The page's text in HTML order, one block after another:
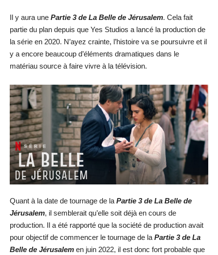
Il y aura une Partie 3 de La Belle de Jérusalem. Cela fait
partie du plan depuis que Yes Studios a lancé la production de
la série en 2020. N’ayez crainte, l’histoire va se poursuivre et il
y a encore beaucoup d’éléments dramatiques dans le
matériau source à faire vivre à la télévision.
Quant à la date de tournage de la Partie 3 de La Belle de
Jérusalem, il semblerait qu’elle soit déjà en cours de
production. Il a été rapporté que la société de production avait
pour objectif de commencer le tournage de la Partie 3 de La
Belle de Jérusalem en juin 2022, il est donc fort probable que